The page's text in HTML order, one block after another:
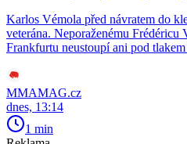
Karlos Vémola před návratem do
veterána. Neporaženému Frédéricu
Frankfurtu neustoupí ani pod
MMAMAG.cz
dnes, 13:14
1 min